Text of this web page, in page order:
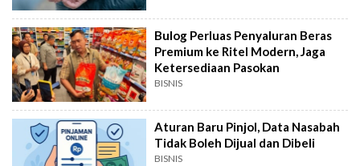
Bulog Perluas Penyaluran Beras
Premium ke Ritel Modern, Jaga
Ketersediaan Pasokan
BISNIS
Aturan Baru Pinjol, Data Nasabah
Tidak Boleh Dijual dan Dibeli
BISNIS